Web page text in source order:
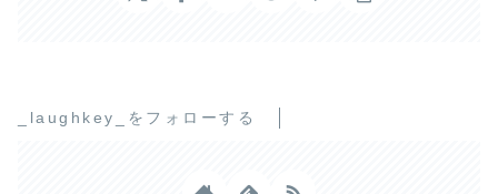
_laughkey_をフォローする